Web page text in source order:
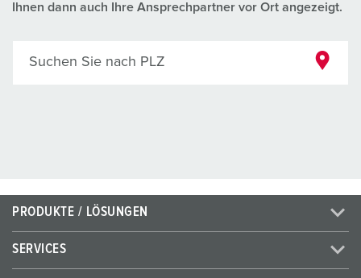
Ihnen dann auch Ihre Ansprechpartner vor Ort angezeigt.
Suchen Sie nach PLZ
PRODUKTE / LÖSUNGEN
SERVICES